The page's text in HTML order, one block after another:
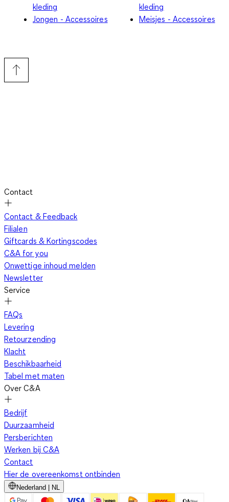
kleding
Jongen - Accessoires
kleding
Meisjes - Accessoires
Contact
Contact & Feedback
Filialen
Giftcards & Kortingscodes
C&A for you
Onwettige inhoud melden
Newsletter
Service
FAQs
Levering
Retourzending
Klacht
Beschikbaarheid
Tabel met maten
Over C&A
Bedrijf
Duurzaamheid
Persberichten
Werken bij C&A
Contact
Hier de overeenkomst ontbinden
Nederland | NL